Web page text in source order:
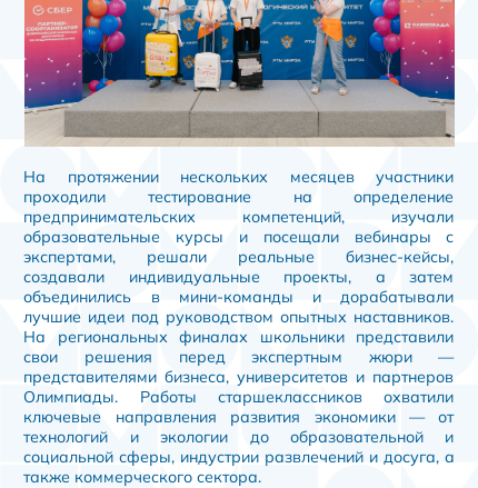
На протяжении нескольких месяцев участники
проходили тестирование на определение
предпринимательских компетенций, изучали
образовательные курсы и посещали вебинары с
экспертами, решали реальные бизнес-кейсы,
создавали индивидуальные проекты, а затем
объединились в мини-команды и дорабатывали
лучшие идеи под руководством опытных наставников.
На региональных финалах школьники представили
свои решения перед экспертным жюри —
представителями бизнеса, университетов и партнеров
Олимпиады. Работы старшеклассников охватили
ключевые направления развития экономики — от
технологий и экологии до образовательной и
социальной сферы, индустрии развлечений и досуга, а
также коммерческого сектора.